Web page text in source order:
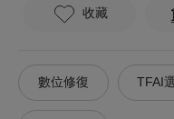
收藏
數位修復 TFAI